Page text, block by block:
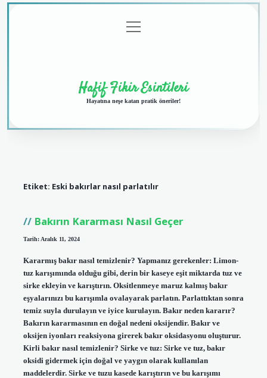
menüyü
aç
Hafif Fikir Esintileri
Hayatına neşe katan pratik öneriler!
Etiket: Eski bakırlar nasıl parlatılır
Bakırın Kararması Nasıl Geçer
Tarih: Aralık 11, 2024
Kararmış bakır nasıl temizlenir? Yapmanız gerekenler: Limon-
tuz karışımında olduğu gibi, derin bir kaseye eşit miktarda tuz ve
sirke ekleyin ve karıştırın. Oksitlenmeye maruz kalmış bakır
eşyalarınızı bu karışımla ovalayarak parlatın. Parlattıktan sonra
temiz suyla durulayın ve iyice kurulayın. Bakır neden kararır?
Bakırın kararmasının en doğal nedeni oksijendir. Bakır ve
oksijen iyonları reaksiyona girerek bakır oksidasyonu oluşturur.
Kirli bakır nasıl temizlenir? Sirke ve tuz: Sirke ve tuz, bakır
oksidi gidermek için doğal ve yaygın olarak kullanılan
maddelerdir. Sirke ve tuzu kasede karıştırın ve bu karışımı